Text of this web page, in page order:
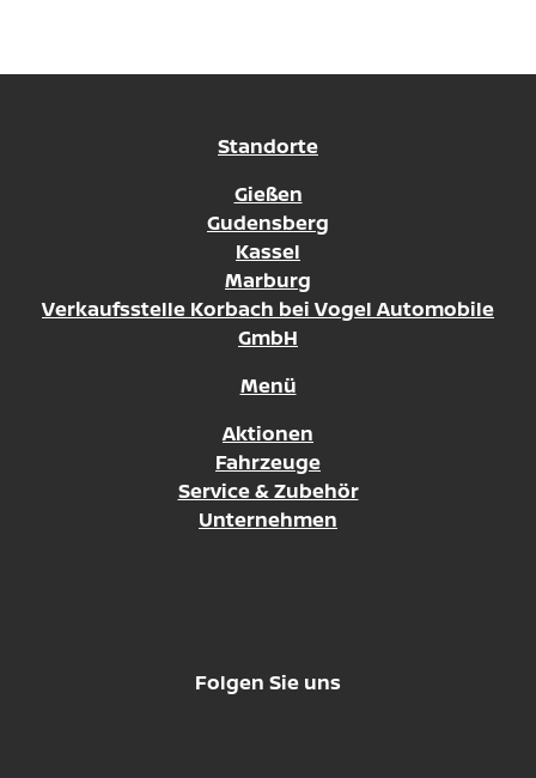
Standorte
Gießen
Gudensberg
Kassel
Marburg
Verkaufsstelle Korbach bei Vogel Automobile
GmbH
Menü
Aktionen
Fahrzeuge
Service & Zubehör
Unternehmen
Folgen Sie uns